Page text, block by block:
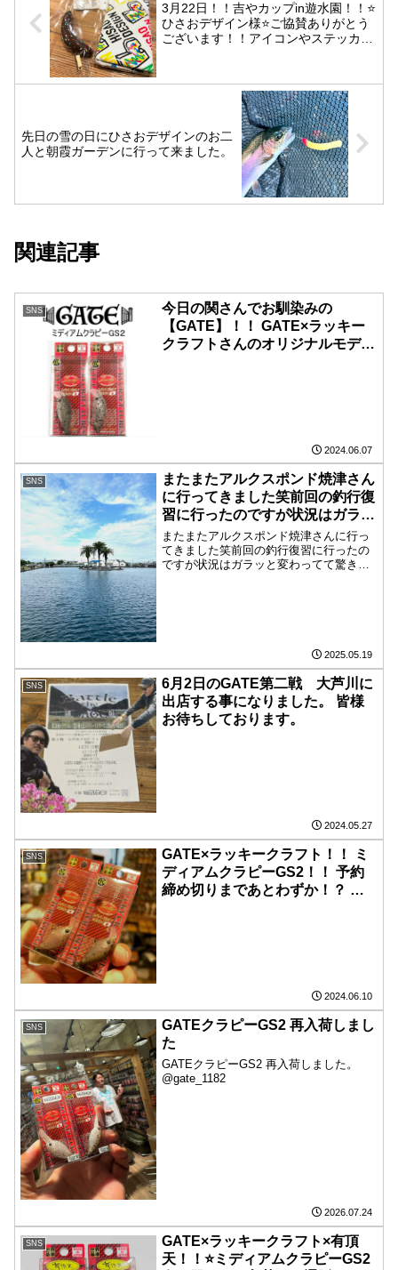
3月22日！！吉やカップin遊水園！！⭐️
ひさおデザイン様⭐️ご協賛ありがとう
ございます！！アイコンやステッカー
先日の雪の日にひさおデザインのお二
人と朝霞ガーデンに行って来ました。
関連記事
SNS
今日の関さんでお馴染みの
【GATE】！！ GATE×ラッキー
クラフトさんのオリジナルモデ
ル キャンタさんとバヤシ君考案
カラーでしたよね 吉やでも只今
より予約開始！！ 数に限りがあ
りますのでお早めに！！
2024.06.07
SNS
またまたアルクスポンド焼津さん
に行ってきました笑前回の釣行復
習に行ったのですが状況はガラッ
と変わってて驚きました😳
またまたアルクスポンド焼津さんに行っ
てきました笑前回の釣行復習に行ったの
ですが状況はガラッと変わってて驚きま
2025.05.19
SNS
6月2日のGATE第二戦 大芦川に
出店する事になりました。 皆様
お待ちしております。
2024.05.27
SNS
GATE×ラッキークラフト！！ ミ
ディアムクラピーGS2！！ 予約
締め切りまであとわずか！？ 一
2024.06.10
SNS
GATEクラピーGS2 再入荷しまし
た
GATEクラピーGS2 再入荷しました。
@gate_1182
2026.07.24
SNS
GATE×ラッキークラフト×有頂
天！！⭐️ミディアムクラピーGS2